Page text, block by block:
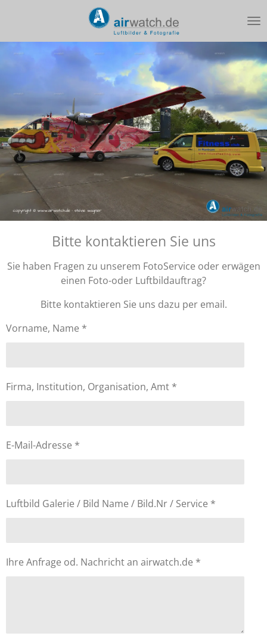
springen
Bitte kontaktieren Sie uns
Sie haben Fragen zu unserem FotoService oder erwägen
einen Foto-oder Luftbildauftrag?
Bitte kontaktieren Sie uns dazu per email.
Vorname, Name *
Firma, Institution, Organisation, Amt *
E-Mail-Adresse *
Luftbild Galerie / Bild Name / Bild.Nr / Service *
Ihre Anfrage od. Nachricht an airwatch.de *